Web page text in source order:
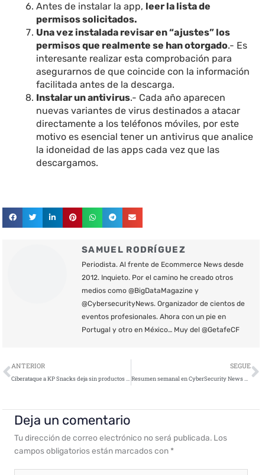
Antes de instalar la app, leer la lista de
permisos solicitados.
Una vez instalada revisar en “ajustes” los
permisos que realmente se han otorgado.- Es
interesante realizar esta comprobación para
asegurarnos de que coincide con la información
facilitada antes de la descarga.
Instalar un antivirus.- Cada año aparecen
nuevas variantes de virus destinados a atacar
directamente a los teléfonos móviles, por este
motivo es esencial tener un antivirus que analice
la idoneidad de las apps cada vez que las
descargamos.
SAMUEL RODRÍGUEZ
Periodista. Al frente de Ecommerce News desde
2012. Inquieto. Por el camino he creado otros
medios como @BigDataMagazine y
@CybersecurityNews. Organizador de cientos de
eventos profesionales. Ahora con un pie en
Portugal y otro en México… Muy del @GetafeCF
Ant
ANTERIOR
Ciberataque a KP Snacks deja sin productos a varias empresas de snacks
SEGUE
Resumen semanal en CyberSecurity News – 11 de febrero de 2022
Deja un comentario
Tu dirección de correo electrónico no será publicada. Los
campos obligatorios están marcados con *